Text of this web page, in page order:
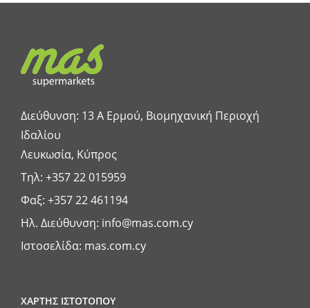
Διεύθυνση: 13 A Ερμού, Βιομηχανική Περιοχή
Ιδαλίου
Λευκωσία, Κύπρος
Τηλ: +357 22 015959
Φαξ: +357 22 461194
Ηλ. Διεύθυνση: info@mas.com.cy
Ιστοσελίδα: mas.com.cy
ΧΑΡΤΗΣ ΙΣΤΟΤΟΠΟΥ